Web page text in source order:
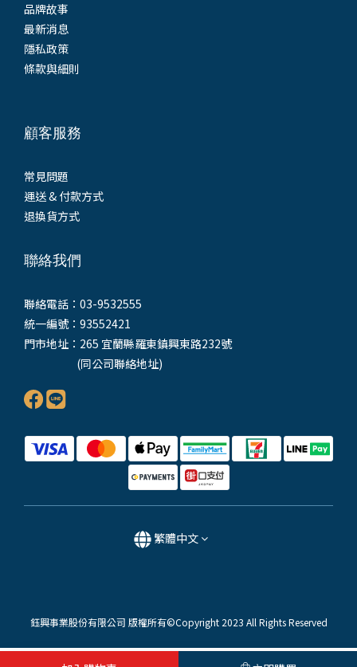
品牌故事
最新消息
隱私政策
條款與細則
顧客服務
常見問題
運送 & 付款方式
退換貨方式
聯絡我們
聯絡電話：03-9532555
統一編號：93552421
門市地址：265 宜蘭縣羅東鎮興東路232號
(同公司聯絡地址)
繁體中文
鈺興事業股份有限公司 版權所有©Copyright 2023 All Rights Reserved